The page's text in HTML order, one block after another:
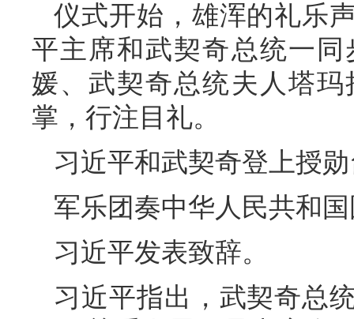
仪式开始，雄浑的礼乐
平主席和武契奇总统一
媛、武契奇总统夫人塔
掌，行注目礼。
习近平和武契奇登上授
军乐团奏中华人民共和
习近平发表致辞。
习近平指出，武契奇总